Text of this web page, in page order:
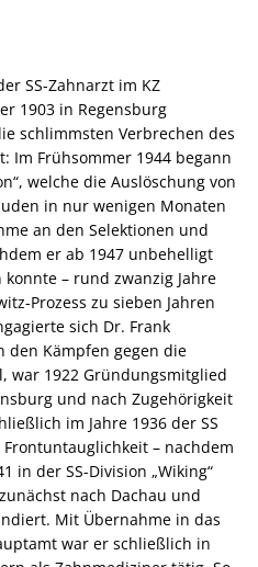
SS-Zahnarzt im KZ
1903 in Regensburg
schlimmsten Verbrechen des
Im Frühsommer 1944 begann
welche die Auslöschung von
in nur wenigen Monaten
an den Selektionen und
er ab 1947 unbehelligt
– rund zwanzig Jahre
Prozess zu sieben Jahren
sich Dr. Frank
den Kämpfen gegen die
war 1922 Gründungsmitglied
und nach Zugehörigkeit
im Jahre 1936 der SS
– nachdem
in der SS-Division „Wiking“
nach Dachau und
Mit Übernahme in das
war er schließlich in